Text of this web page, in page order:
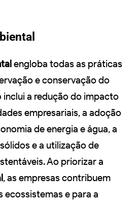
engloba todas as práticas
e conservação do
inclui a redução do impacto
empresariais, a adoção
de energia e água, a
e a utilização de
Ao priorizar a
, as empresas contribuem
ecossistemas e para a